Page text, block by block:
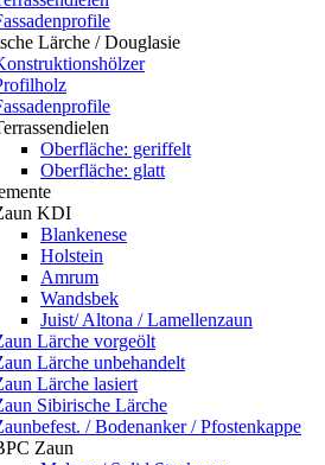
Lärche / Douglasie
Oberfläche: geriffelt
Oberfläche: glatt
KDI
Blankenese
Holstein
Amrum
Wandsbek
Juist/ Altona / Lamellenzaun
Lärche vorgeölt
Lärche unbehandelt
Lärche lasiert
Sibirische Lärche
/ Bodenanker / Pfostenkappe
Zaun